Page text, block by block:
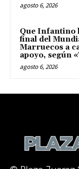
agosto 6, 2026
Que Infantino
final del
Marruecos a
apoyo, según
agosto 6, 2026